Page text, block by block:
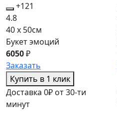
+121
4.8
40 x 50см
Букет эмоций
6050₽
Заказать
Купить в 1 клик
Доставка 0₽ от 30-ти
минут